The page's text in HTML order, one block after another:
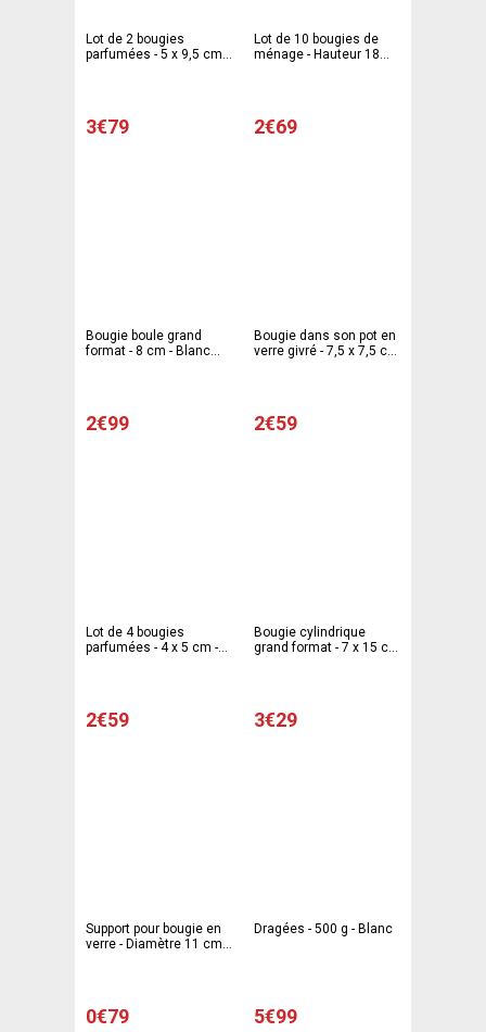
Lot de 2 bougies
parfumées - 5 x 9,5 cm -
3€79
Lot de 10 bougies de
ménage - Hauteur 18
2€69
Bougie boule grand
format - 8 cm - Blanc
2€99
Bougie dans son pot en
verre givré - 7,5 x 7,5 cm
2€59
Lot de 4 bougies
parfumées - 4 x 5 cm -
2€59
Bougie cylindrique
grand format - 7 x 15 cm
3€29
Support pour bougie en
verre - Diamètre 11 cm -
0€79
Dragées - 500 g - Blanc
5€99